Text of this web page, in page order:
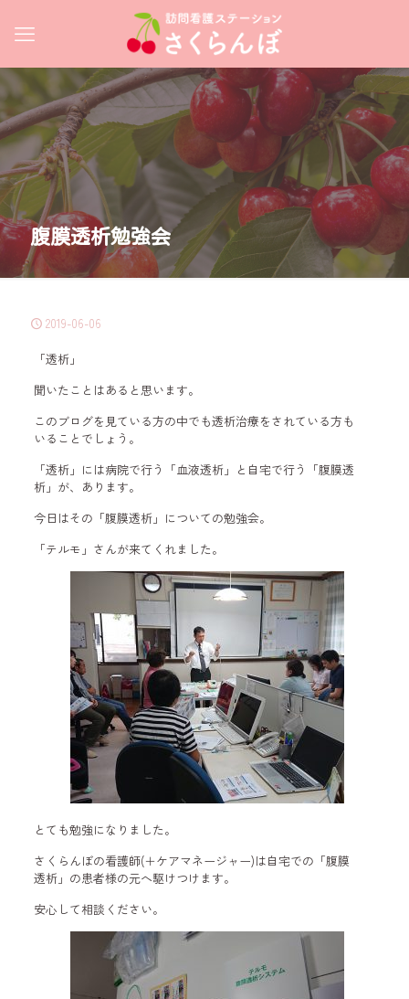
腹膜透析勉強会
2019-06-06
「透析」
聞いたことはあると思います。
このブログを見ている方の中でも透析治療をされている方も
いることでしょう。
「透析」には病院で行う「血液透析」と自宅で行う「腹膜透
析」が、あります。
今日はその「腹膜透析」についての勉強会。
「テルモ」さんが来てくれました。
とても勉強になりました。
さくらんぼの看護師(＋ケアマネージャー)は自宅での「腹膜
透析」の患者様の元へ駆けつけます。
安心して相談ください。